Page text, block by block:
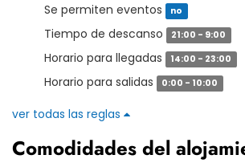
Se permiten eventos no
Tiempo de descanso 21:00 - 9:00
Horario para llegadas 14:00 - 23:00
Horario para salidas 0:00 - 10:00
ver todas las reglas
Comodidades del